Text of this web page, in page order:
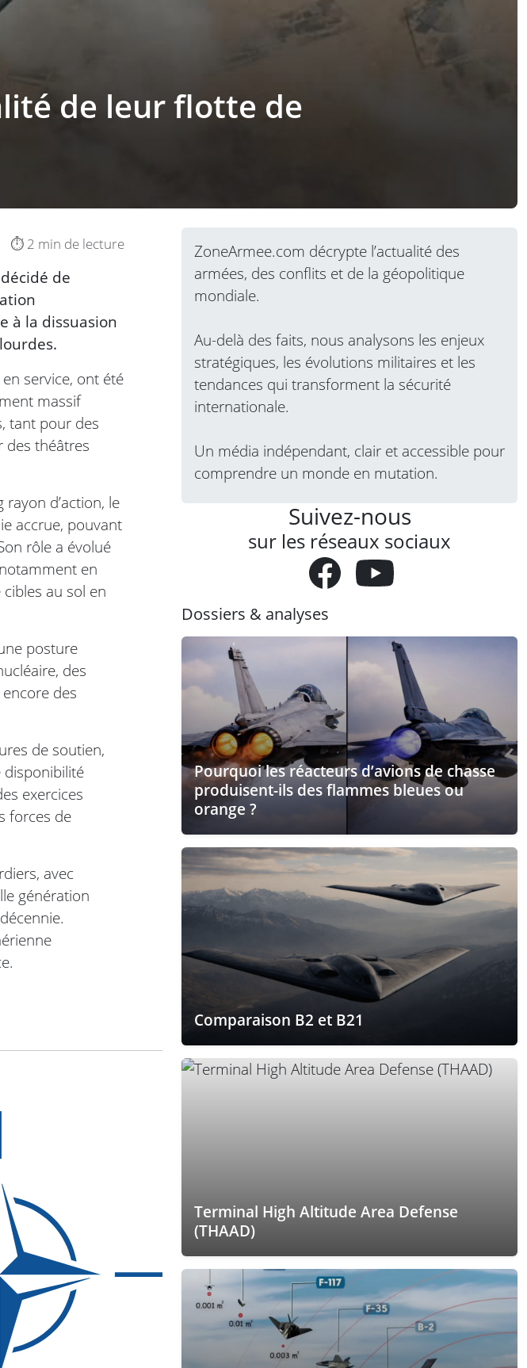
de leur flotte de
⏱️ 2 min de lecture
de
à la dissuasion
service, ont été
massif
tant pour des
des théâtres
d’action, le
accrue, pouvant
rôle a évolué
en
au sol en
posture
des
des
de soutien,
exercices
forces de
avec
génération
ZoneArmee.com décrypte l’actualité des
armées, des conflits et de la géopolitique
mondiale.
Au-delà des faits, nous analysons les enjeux
stratégiques, les évolutions militaires et les
tendances qui transforment la sécurité
internationale.
Un média indépendant, clair et accessible pour
comprendre un monde en mutation.
Suivez-nous
sur les réseaux sociaux
Dossiers & analyses
Pourquoi les réacteurs d’avions de chasse
produisent-ils des flammes bleues ou
orange ?
Comparaison B2 et B21
Terminal High Altitude Area Defense
(THAAD)